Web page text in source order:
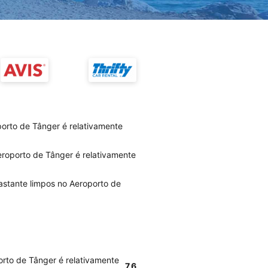
de Tânger é relativamente
de Tânger é relativamente
limpos no Aeroporto de
de Tânger é relativamente
7.6